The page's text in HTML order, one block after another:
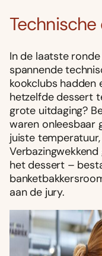
In de laatste
spannende
kookclubs hadden
hetzelfde dessert
grote uitdaging?
waren onleesbaar
juiste
het dessert –
aan de jury.